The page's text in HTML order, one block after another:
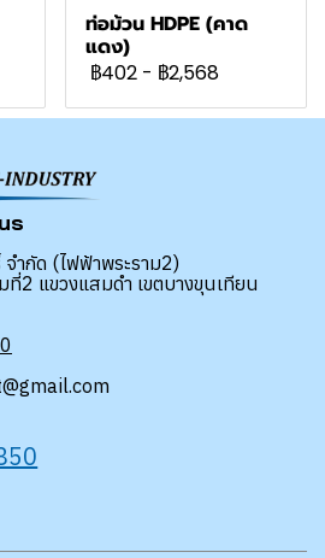
ท่อม้วน HDPE (คาด
แดง)
฿402 - ฿2,568
ำกัด (ไฟฟ้าพระราม2)
2 แขวงแสมดำ เขตบางขุนเทียน